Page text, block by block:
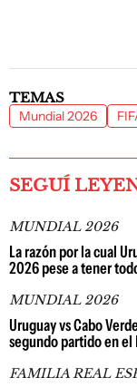
TEMAS
Mundial 2026
SEGUÍ
MUNDIAL 2026
La razón por la cual
2026 pese a tener
MUNDIAL 2026
Uruguay vs Cabo
segundo partido en
FAMILIA REAL